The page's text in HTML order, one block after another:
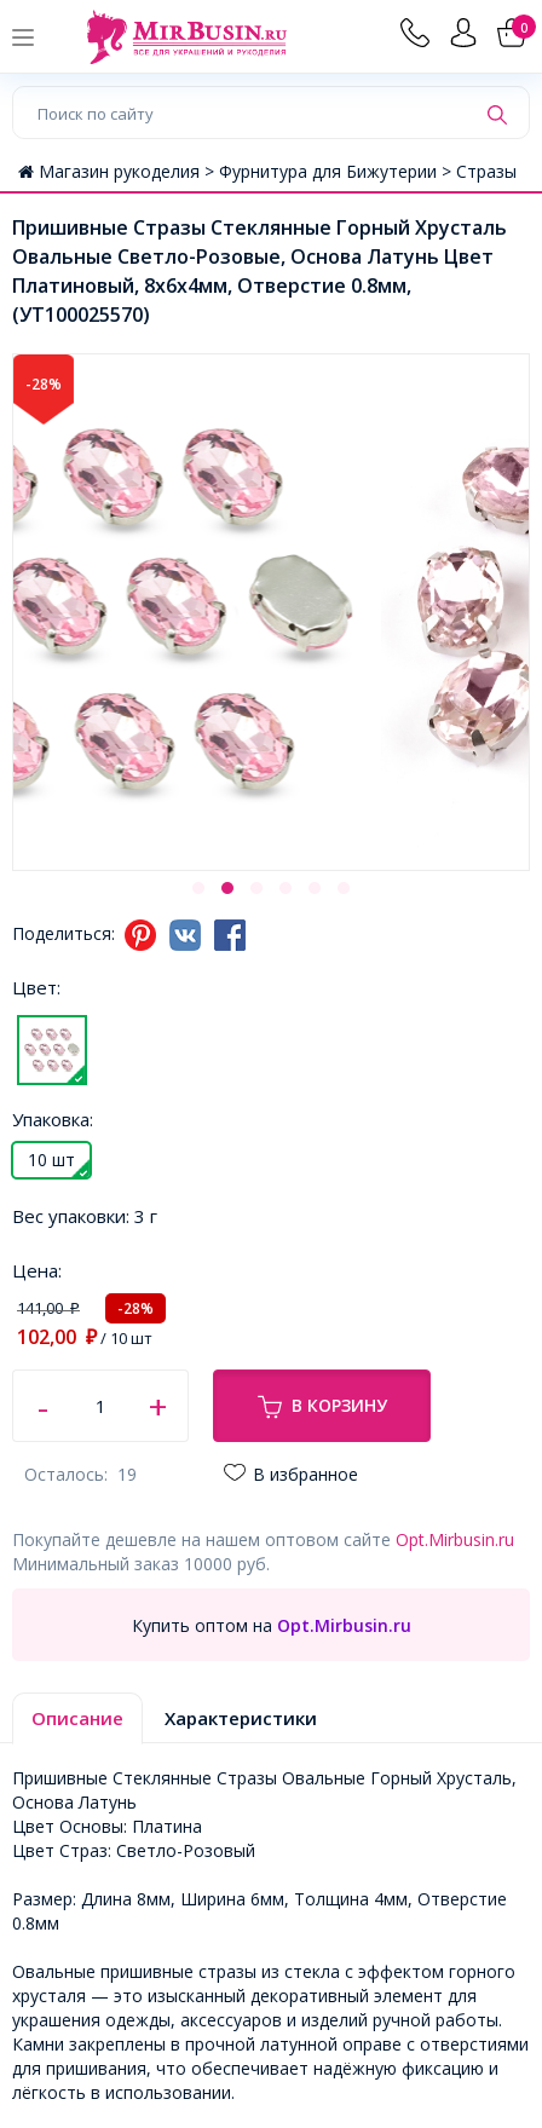
0
Магазин рукоделия > Фурнитура для Бижутерии > Стразы
Пришивные Стразы Стеклянные Горный Хрусталь
Овальные Светло-Розовые, Основа Латунь Цвет
Платиновый, 8х6х4мм, Отверстие 0.8мм,
(УТ100025570)
-28%
Поделиться:
Цвет:
Упаковка:
10 шт
Вес упаковки: 3 г
Цена:
141,00₽ -28%
102,00 ₽/ 10 шт
В КОРЗИНУ
Осталось: 19 В избранное
Покупайте дешевле на нашем оптовом сайте Opt.Mirbusin.ru
Минимальный заказ 10000 руб.
Купить оптом на Opt.Mirbusin.ru
Описание Характеристики
Пришивные Стеклянные Стразы Овальные Горный Хрусталь,
Основа Латунь
Цвет Основы: Платина
Цвет Страз: Светло-Розовый
Размер: Длина 8мм, Ширина 6мм, Толщина 4мм, Отверстие
0.8мм
Овальные пришивные стразы из стекла с эффектом горного
хрусталя — это изысканный декоративный элемент для
украшения одежды, аксессуаров и изделий ручной работы.
Камни закреплены в прочной латунной оправе с отверстиями
для пришивания, что обеспечивает надёжную фиксацию и
лёгкость в использовании.